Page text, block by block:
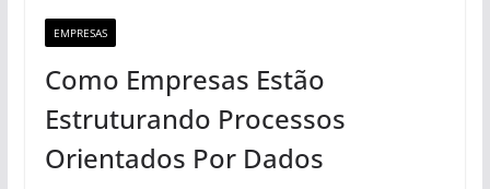
EMPRESAS
Como Empresas Estão
Estruturando Processos
Orientados Por Dados